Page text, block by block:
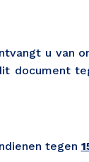
u van
document
tegen